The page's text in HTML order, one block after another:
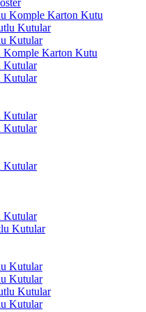
Komple Karton Kutu
Kutular
Kutular
Komple Karton Kutu
Kutular
Kutular
Kutular
Kutular
Kutular
Kutular
Kutular
Kutular
Kutular
Kutular
Kutular